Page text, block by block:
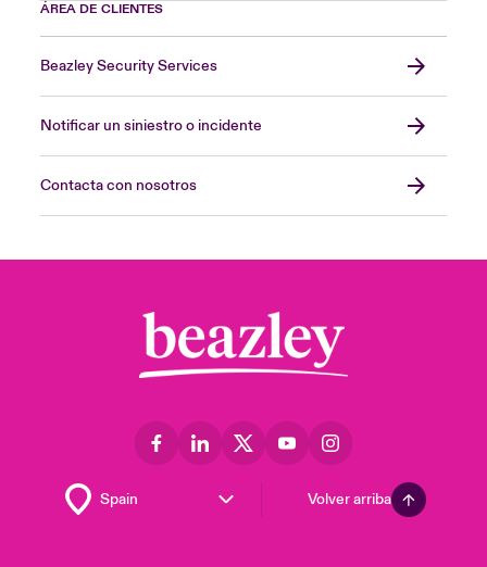
ÁREA DE CLIENTES
Beazley Security Services
Notificar un siniestro o incidente
Contacta con nosotros
Volver arriba